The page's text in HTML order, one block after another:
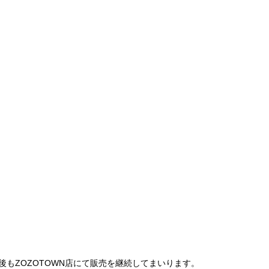
ZOZOTOWN店にて販売を継続してまいります。